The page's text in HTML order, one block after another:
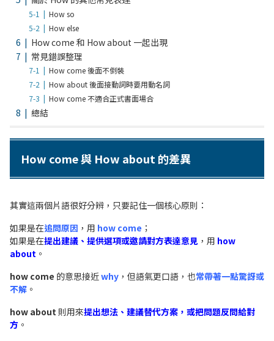
How so
How else
How come 和 How about 一起出現
常見錯誤整理
How come 後面不倒裝
How about 後面接動詞時要用動名詞
How come 不適合正式書面場合
總結
How come 與 How about 的差異
其實這兩個片語很好分辨，只要記住一個核心原則：
如果是在追問原因 ，用 how come ；
如果是在提出建議、提供選項或邀請對方表達意見 ，用 how
about 。
how come 的意思接近why ，但語氣更口語，也常帶著一點驚訝或
不解 。
how about則用來提出想法、建議替代方案，或把問題反問給對
方 。